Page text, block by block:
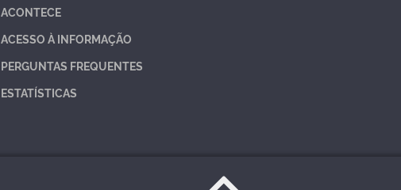
ACONTECE
ACESSO À INFORMAÇÃO
PERGUNTAS FREQUENTES
ESTATÍSTICAS